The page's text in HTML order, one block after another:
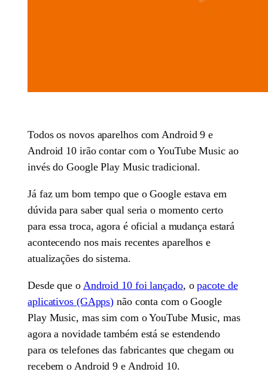
Todos os novos aparelhos com Android 9 e
Android 10 irão contar com o YouTube Music ao
invés do Google Play Music tradicional.
Já faz um bom tempo que o Google estava em
dúvida para saber qual seria o momento certo
para essa troca, agora é oficial a mudança estará
acontecendo nos mais recentes aparelhos e
atualizações do sistema.
Desde que o Android 10 foi lançado, opacote de
aplicativos (GApps) não conta com o Google
Play Music, mas sim com o YouTube Music, mas
agora a novidade também está se estendendo
para os telefones das fabricantes que chegam ou
recebem o Android 9 e Android 10.